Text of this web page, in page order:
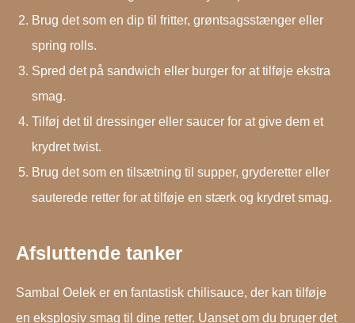
Brug det som en dip til fritter, grøntsagsstænger eller
spring rolls.
Spred det på sandwich eller burger for at tilføje ekstra
smag.
Tilføj det til dressinger eller saucer for at give dem et
krydret twist.
Brug det som en tilsætning til supper, gryderetter eller
sauterede retter for at tilføje en stærk og krydret smag.
Afsluttende tanker
Sambal Oelek er en fantastisk chilisauce, der kan tilføje
en eksplosiv smag til dine retter. Uanset om du bruger det